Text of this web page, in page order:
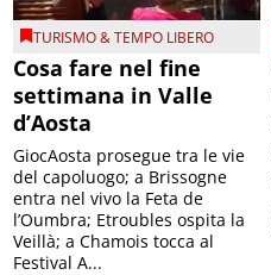
TURISMO & TEMPO LIBERO
Cosa fare nel fine
settimana in Valle
d’Aosta
GiocAosta prosegue tra le vie
del capoluogo; a Brissogne
entra nel vivo la Feta de
l’Oumbra; Etroubles ospita la
Veillà; a Chamois tocca al
Festival A...